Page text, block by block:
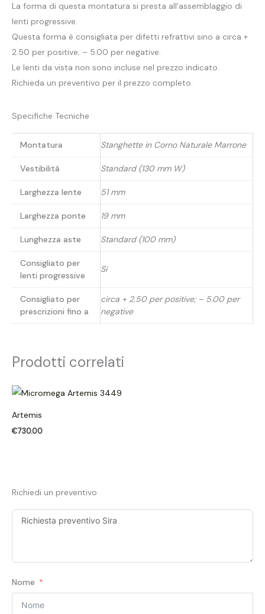
La forma di questa montatura si presta all’assemblaggio di
lenti progressive.
Questa forma è consigliata per difetti refrattivi sino a circa +
2.50 per positive; – 5.00 per negative.
Le lenti da vista non sono incluse nel prezzo indicato.
Richieda un preventivo per il prezzo completo.
Specifiche Tecniche
Montatura Stanghette in Corno Naturale Marrone
Vestibilità Standard (130 mm W)
Larghezza lente 51 mm
Larghezza ponte 19 mm
Lunghezza aste Standard (100 mm)
Consigliato per
lenti progressive
Si
Consigliato per
prescrizioni fino a
circa + 2.50 per positive; – 5.00 per
negative
Prodotti correlati
Artemis
€730.00
Richiedi un preventivo
Nome